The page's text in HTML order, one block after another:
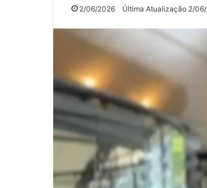
2/06/2026 Última Atualização 2/